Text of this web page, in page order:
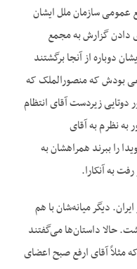
به مجمع عمومی سازمان ملل ایشان
دادن گزارش به مجمع
دوباره از آنجا برگشتند
بودش که منصورالملک که
دوتایی زیردست آقای انتظام
نظرم به آقای
را ببرند همراهشان به
به آنکارا.
دیگر میانه‌شان با هم
حالا داستان‌ها می‌گفتند
مثلاً آقای ارفع صبح اعضای